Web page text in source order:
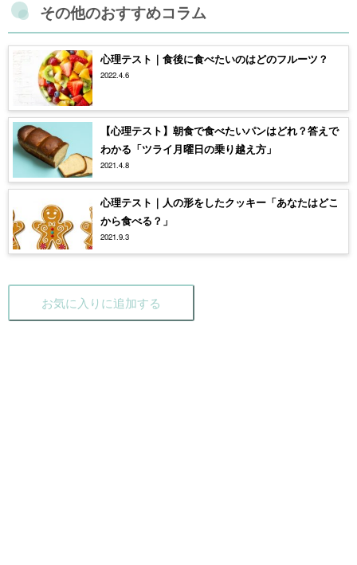
その他のおすすめコラム
心理テスト｜食後に食べたいのはどのフルーツ？
2022.4.6
【心理テスト】朝食で食べたいパンはどれ？答えで
わかる「ツライ月曜日の乗り越え方」
2021.4.8
心理テスト｜人の形をしたクッキー「あなたはどこ
から食べる？」
2021.9.3
お気に入りに追加する